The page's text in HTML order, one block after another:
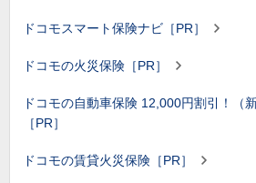
ドコモスマート保険ナビ［PR］
ドコモの火災保険［PR］
ドコモの自動車保険 12,000円割引！（
［PR］
ドコモの賃貸火災保険［PR］